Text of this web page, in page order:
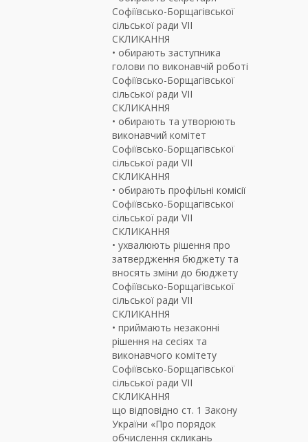
Софіївсько-Борщагівської
сільської ради VII
СКЛИКАННЯ
• обирають заступника
голови по виконавчій роботі
Софіївсько-Борщагівської
сільської ради VII
СКЛИКАННЯ
• обирають та утворюють
виконавчий комітет
Софіївсько-Борщагівської
сільської ради VII
СКЛИКАННЯ
• обирають профільні комісії
Софіївсько-Борщагівської
сільської ради VII
СКЛИКАННЯ
• ухвалюють рішення про
затвердження бюджету та
вносять зміни до бюджету
Софіївсько-Борщагівської
сільської ради VII
СКЛИКАННЯ
• приймають незаконні
рішення на сесіях та
виконавчого комітету
Софіївсько-Борщагівської
сільської ради VII
СКЛИКАННЯ
що відповідно ст. 1 Закону
України «Про порядок
обчислення скликань